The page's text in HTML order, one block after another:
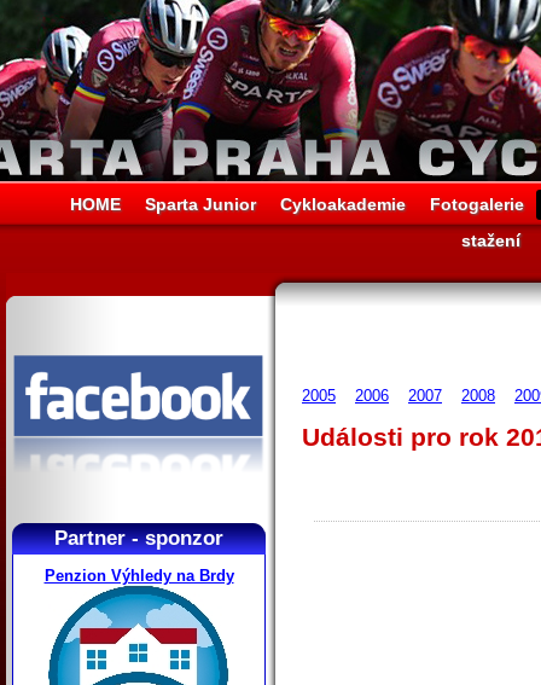
HOME Sparta Junior Cykloakademie
Fotogalerie
stažení
Partner - sponzor
Penzion Výhledy na Brdy
2005 2006 2007 2008
Události pro rok